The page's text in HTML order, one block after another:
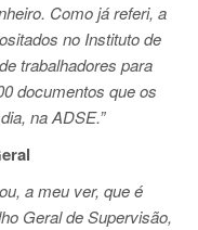
Como já referi, a
no Instituto de
trabalhadores para
documentos que os
na ADSE.”
a meu ver, que é
Geral de Supervisão,